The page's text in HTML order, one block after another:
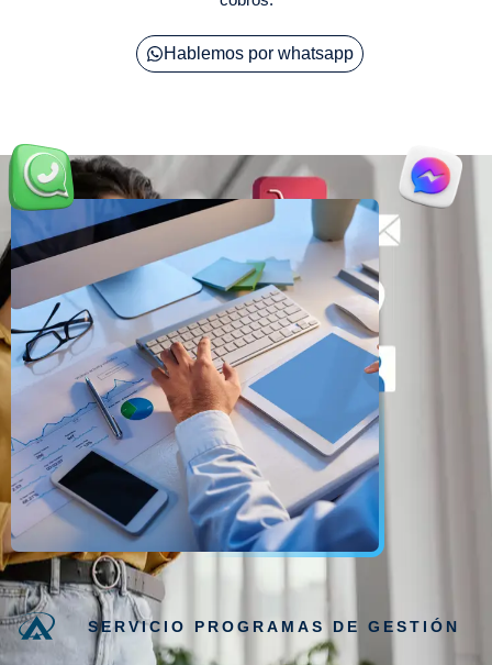
Hablemos por whatsapp
SERVICIO PROGRAMAS DE GESTIÓN